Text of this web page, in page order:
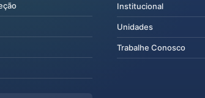
Institucional
Unidades
Trabalhe Conosco